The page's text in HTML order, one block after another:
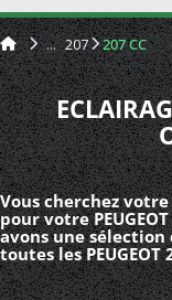
207 207 CC
Vous cherchez
pour votre
avons une
toutes les